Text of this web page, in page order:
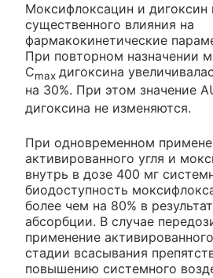
Моксифлоксацин и дигоксин
существенного влияния на
фармакокинетические
При повторном назначении
Cmax дигоксина
на 30%. При этом значение
дигоксина не изменяются.
При одновременном
активированного угля и
внутрь в дозе 400 мг
биодоступность
более чем на 80% в
абсорбции. В случае
применение
стадии всасывания
повышению системного